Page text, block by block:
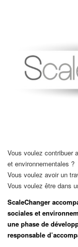
Vous voulez contribuer
et environnementales ?
Vous voulez avoir un
Vous voulez être dans
ScaleChanger
sociales et
une phase de
responsable